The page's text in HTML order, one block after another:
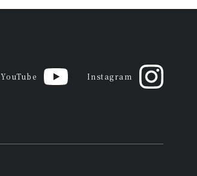
YouTube Instagram